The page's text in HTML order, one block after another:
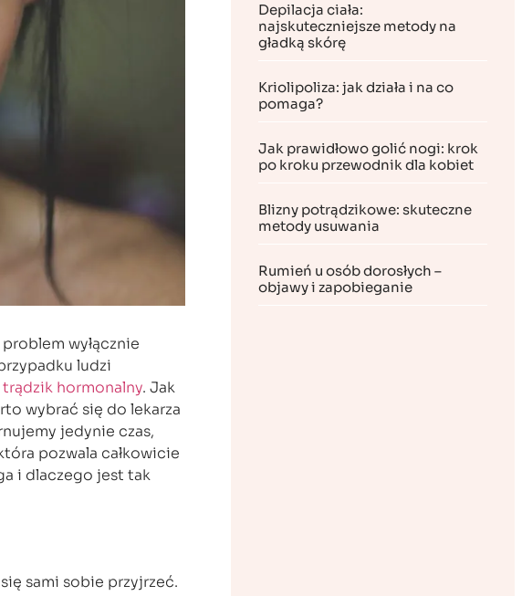
wyłącznie
ludzi
trądzik hormonalny. Jak
wybrać się do lekarza
jedynie czas,
pozwala całkowicie
i dlaczego jest tak
sami sobie przyjrzeć.
Depilacja ciała:
najskuteczniejsze metody na
gładką skórę
Kriolipoliza: jak działa i na co
pomaga?
Jak prawidłowo golić nogi: krok
po kroku przewodnik dla kobiet
Blizny potrądzikowe: skuteczne
metody usuwania
Rumień u osób dorosłych –
objawy i zapobieganie